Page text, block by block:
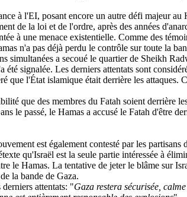
à l'EI, posant encore un autre défi majeur au
de la loi et de l'ordre, après des années
à une menace existentielle. Comme des
n'a pas déjà perdu le contrôle sur toute la
simultanées a secoué le quartier de Sheikh
signalée. Les derniers attentats sont
que l'État islamique était derrière les
que des membres du Fatah soient derrière
le passé, le Hamas a accusé le Fatah d'être
est également contesté par les
qu'Israël est la seule partie intéressée à
le Hamas. La tentative de jeter le blâme sur
la bande de Gaza.
attentats: "Gaza restera sécurisée,